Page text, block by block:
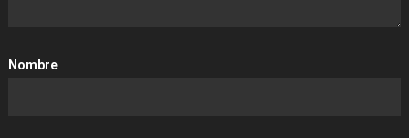
Nombre